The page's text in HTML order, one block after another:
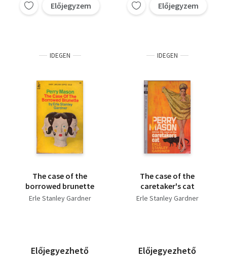
Előjegyzem Előjegyzem
IDEGEN
The case of the
borrowed brunette
Erle Stanley Gardner
Előjegyezhető
IDEGEN
The case of the
caretaker's cat
Erle Stanley Gardner
Előjegyezhető